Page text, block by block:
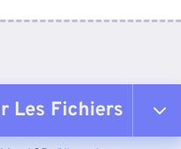
Les Fichiers